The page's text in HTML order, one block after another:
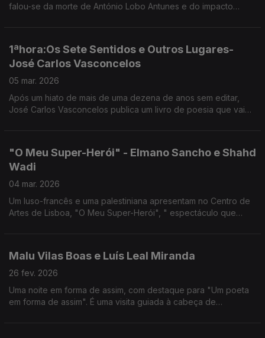
falou-se da morte de António Lobo Antunes e do impacto
1ªhora:Os Sete Sentidos e Outros Lugares-
José Carlos Vasconcelos
05 mar. 2026
Após um hiato de mais de uma dezena de anos sem editar,
José Carlos Vasconcelos publica um livro de poesia que vai
"O Meu Super-Herói" - Elmano Sancho e Shahd
Wadi
04 mar. 2026
Um luso-francês e uma palestiniana apresentam no Centro de
Artes de Lisboa, "O Meu Super-Herói", " espectáculo que
Malu Vilas Boas e Luís Leal Miranda
26 fev. 2026
Uma noite em forma de assim, com destaque para "Um poeta
em forma de assim". É uma visita guiada à cabeça de